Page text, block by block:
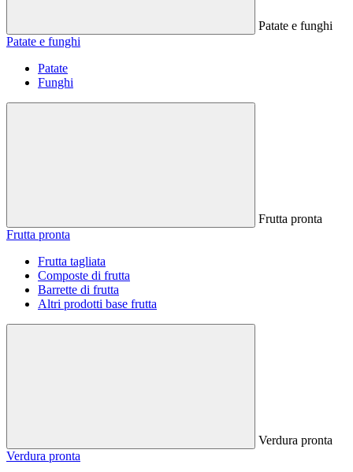
Patate e funghi
Patate e funghi
Patate
Funghi
Frutta pronta
Frutta pronta
Frutta tagliata
Composte di frutta
Barrette di frutta
Altri prodotti base frutta
Verdura pronta
Verdura pronta